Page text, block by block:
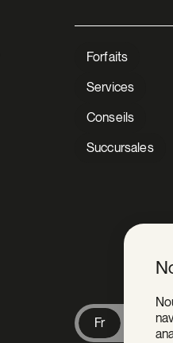
Forfaits
Services
Conseils
Succursales
V Extermination
Fr